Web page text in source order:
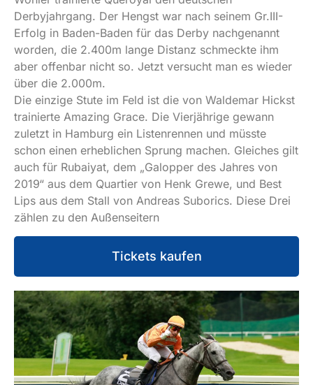
Derbyjahrgang. Der Hengst war nach seinem Gr.III-
Erfolg in Baden-Baden für das Derby nachgenannt
worden, die 2.400m lange Distanz schmeckte ihm
aber offenbar nicht so. Jetzt versucht man es wieder
über die 2.000m.
Die einzige Stute im Feld ist die von Waldemar Hickst
trainierte Amazing Grace. Die Vierjährige gewann
zuletzt in Hamburg ein Listenrennen und müsste
schon einen erheblichen Sprung machen. Gleiches gilt
auch für Rubaiyat, dem „Galopper des Jahres von
2019“ aus dem Quartier von Henk Grewe, und Best
Lips aus dem Stall von Andreas Suborics. Diese Drei
zählen zu den Außenseitern
Tickets kaufen